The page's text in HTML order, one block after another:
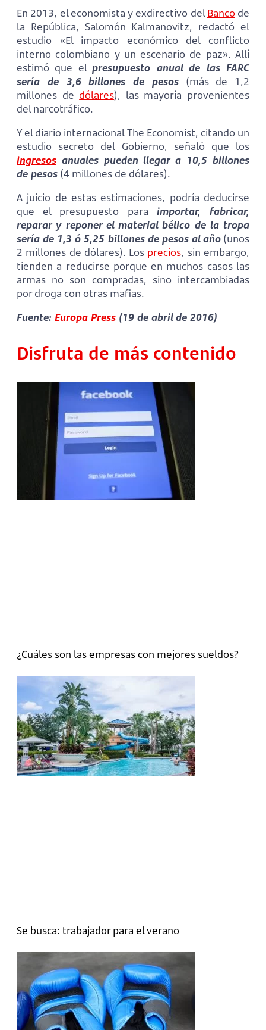
En 2013, el economista y exdirectivo delBancode
la República, Salomón Kalmanovitz, redactó el
estudio «El impacto económico del conflicto
interno colombiano y un escenario de paz». Allí
estimó que elpresupuesto anual de las FARC
sería de 3,6 billones de pesos(más de 1,2
millones de dólares), las mayoría provenientes
del narcotráfico.
Y el diario internacional The Economist, citando un
estudio secreto del Gobierno, señaló que los
ingresos anuales pueden llegar a 10,5 billones
de pesos (4 millones de dólares).
A juicio de estas estimaciones, podría deducirse
que el presupuesto para importar, fabricar,
reparar y reponer el material bélico de la tropa
sería de 1,3 ó 5,25 billones de pesos al año(unos
2 millones de dólares). Los precios, sin embargo,
tienden a reducirse porque en muchos casos las
armas no son compradas, sino intercambiadas
por droga con otras mafias.
Fuente: Europa Press (19 de abril de 2016)
Disfruta de más contenido
¿Cuáles son las empresas con mejores sueldos?
Se busca: trabajador para el verano